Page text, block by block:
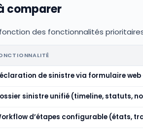
comparer
des fonctionnalités
de sinistre via formulaire
sinistre unifié (timeline, statuts,
d’étapes configurable (états,